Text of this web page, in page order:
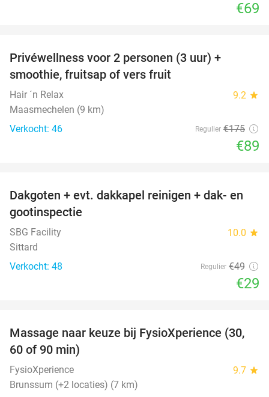
€69
Privéwellness voor 2 personen (3 uur) +
smoothie, fruitsap of vers fruit
Hair ´n Relax 9.2 star
Maasmechelen (9 km)
Verkocht: 46
Regulier €175
€89
41%
Dakgoten + evt. dakkapel reinigen + dak- en
gootinspectie
SBG Facility 10.0 star
Sittard
Verkocht: 48
Regulier €49
€29
44%
Massage naar keuze bij FysioXperience (30,
60 of 90 min)
FysioXperience 9.7 star
Brunssum (+2 locaties) (7 km)